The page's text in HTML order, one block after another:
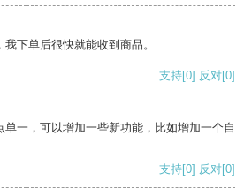
下单后很快就能收到商品。
支持[0] 反对[0]
一，可以增加一些新功能，比如增加一个自
支持[0] 反对[0]